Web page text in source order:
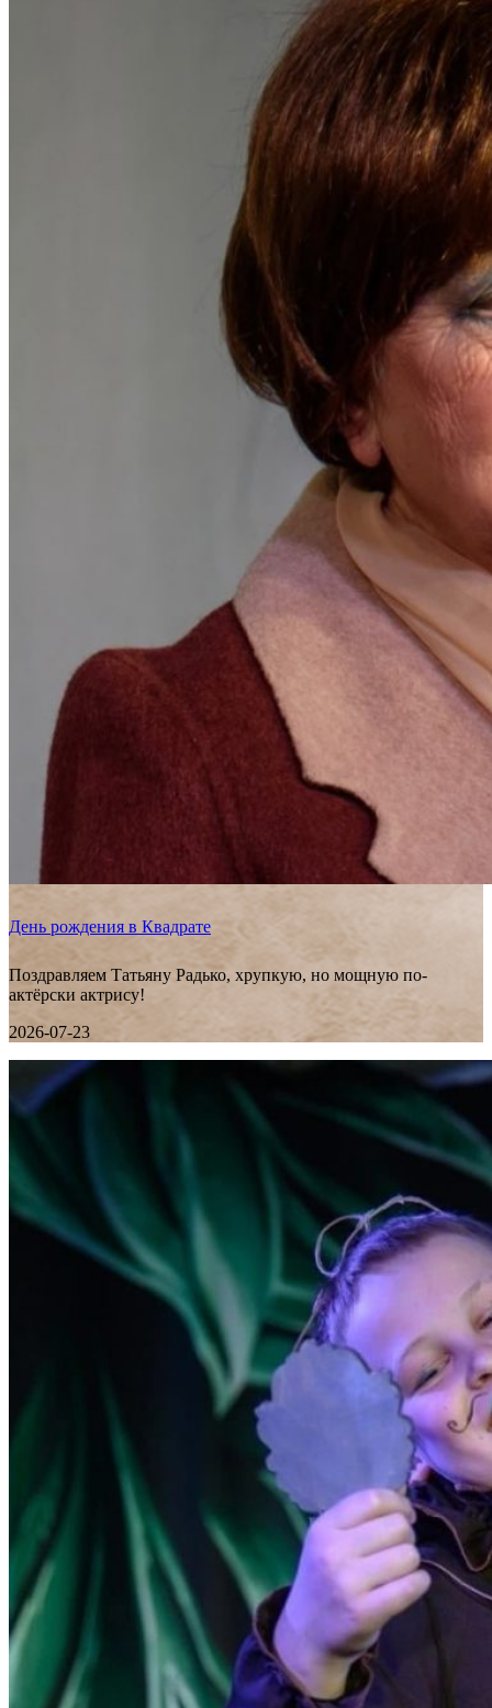
День рождения в Квадрате
Поздравляем Татьяну Радько, хрупкую, но мощную по-
актёрски актрису!
2026-07-23